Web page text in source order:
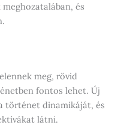
és
meg, rövid
fontos lehet. Új
történet dinamikáját, és
látni.